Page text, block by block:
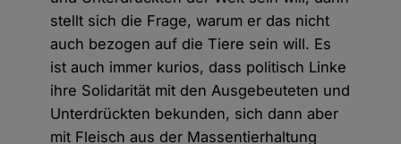
stellt sich die Frage, warum er das nicht
auch bezogen auf die Tiere sein will. Es
ist auch immer kurios, dass politisch Linke
ihre Solidarität mit den Ausgebeuteten und
Unterdrückten bekunden, sich dann aber
mit Fleisch aus der Massentierhaltung